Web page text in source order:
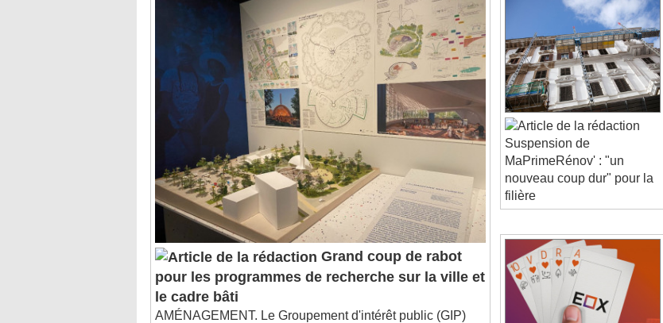
Grand coup de rabot
pour les programmes de recherche sur la ville et
le cadre bâti
AMÉNAGEMENT. Le Groupement d'intérêt public (GIP)
l'Europe des projets architecturaux et urbains (Epau), qui
Suspension de
MaPrimeRénov' : "un
nouveau coup dur" pour la
filière